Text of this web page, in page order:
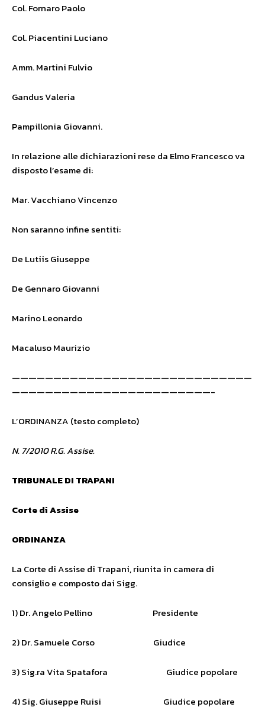
Col. Fornaro Paolo
Col. Piacentini Luciano
Amm. Martini Fulvio
Gandus Valeria
Pampillonia Giovanni.
In relazione alle dichiarazioni rese da Elmo Francesco va
disposto l’esame di:
Mar. Vacchiano Vincenzo
Non saranno infine sentiti:
De Lutiis Giuseppe
De Gennaro Giovanni
Marino Leonardo
Macaluso Maurizio
—————————————————————————————
————————————————————————-
L’ORDINANZA (testo completo)
N. 7/2010 R.G. Assise.
TRIBUNALE DI TRAPANI
Corte di Assise
ORDINANZA
La Corte di Assise di Trapani, riunita in camera di
consiglio e composto dai Sigg.
1) Dr. Angelo Pellino Presidente
2) Dr. Samuele Corso Giudice
3) Sig.ra Vita Spatafora Giudice popolare
4) Sig. Giuseppe Ruisi Giudice popolare